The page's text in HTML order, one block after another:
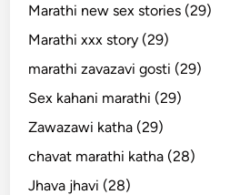
Marathi new sex stories (29)
Marathi xxx story (29)
marathi zavazavi gosti (29)
Sex kahani marathi (29)
Zawazawi katha (29)
chavat marathi katha (28)
Jhava jhavi (28)